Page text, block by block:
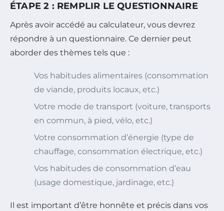
ÉTAPE 2 : REMPLIR LE QUESTIONNAIRE
Après avoir accédé au calculateur, vous devrez
répondre à un questionnaire. Ce dernier peut
aborder des thèmes tels que :
Vos habitudes alimentaires (consommation
de viande, produits locaux, etc.)
Votre mode de transport (voiture, transports
en commun, à pied, vélo, etc.)
Votre consommation d’énergie (type de
chauffage, consommation électrique, etc.)
Vos habitudes de consommation d’eau
(usage domestique, jardinage, etc.)
Il est important d’être honnête et précis dans vos